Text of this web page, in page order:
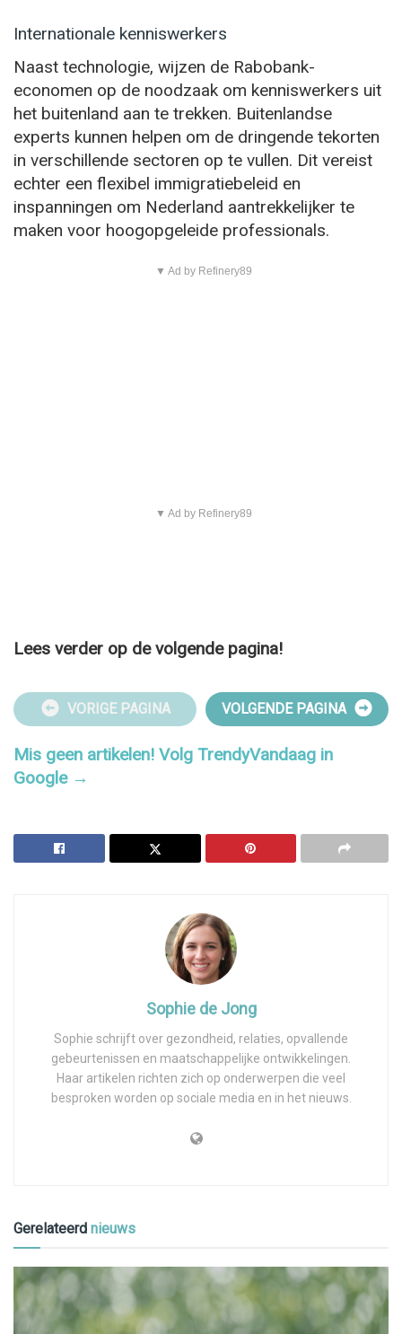
Internationale kenniswerkers
Naast technologie, wijzen de Rabobank-
economen op de noodzaak om kenniswerkers uit
het buitenland aan te trekken. Buitenlandse
experts kunnen helpen om de dringende tekorten
in verschillende sectoren op te vullen. Dit vereist
echter een flexibel immigratiebeleid en
inspanningen om Nederland aantrekkelijker te
maken voor hoogopgeleide professionals.
▼ Ad by Refinery89
▼ Ad by Refinery89
Lees verder op de volgende pagina!
VORIGE PAGINA VOLGENDE PAGINA
Mis geen artikelen! Volg TrendyVandaag in
Google →
Sophie de Jong
Sophie schrijft over gezondheid, relaties, opvallende
gebeurtenissen en maatschappelijke ontwikkelingen.
Haar artikelen richten zich op onderwerpen die veel
besproken worden op sociale media en in het nieuws.
Gerelateerd nieuws